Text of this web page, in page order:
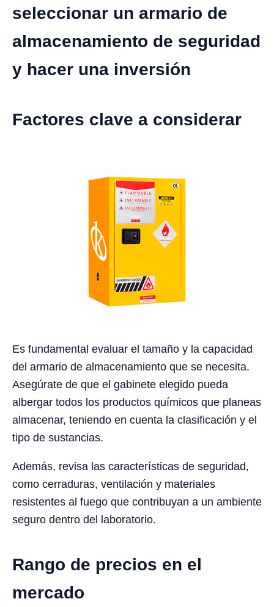
seleccionar un armario de
almacenamiento de seguridad
y hacer una inversión
Factores clave a considerar
Es fundamental evaluar el tamaño y la capacidad
del armario de almacenamiento que se necesita.
Asegúrate de que el gabinete elegido pueda
albergar todos los productos químicos que planeas
almacenar, teniendo en cuenta la clasificación y el
tipo de sustancias.
Además, revisa las características de seguridad,
como cerraduras, ventilación y materiales
resistentes al fuego que contribuyan a un ambiente
seguro dentro del laboratorio.
Rango de precios en el
mercado